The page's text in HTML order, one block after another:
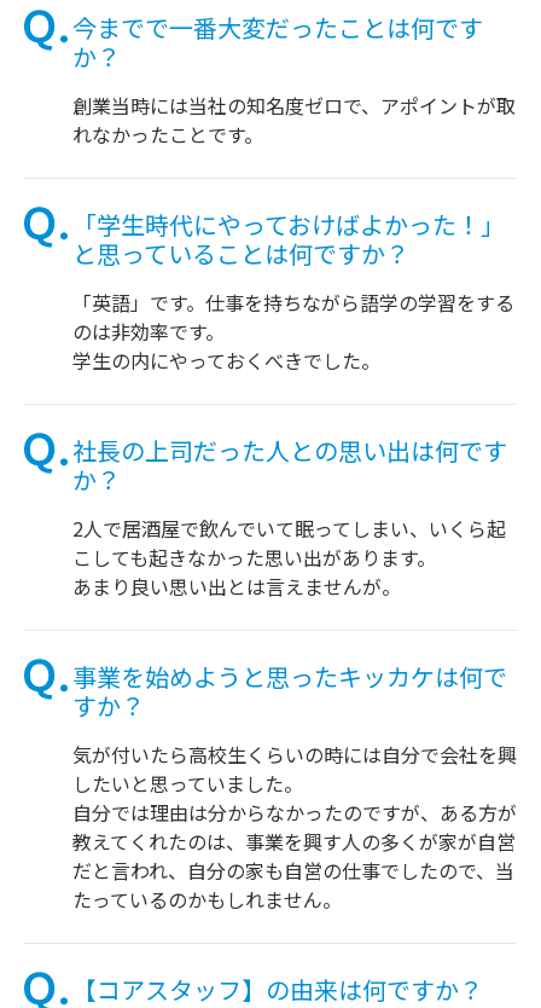
今までで一番大変だったことは何です
か？
創業当時には当社の知名度ゼロで、アポイントが取
れなかったことです。
「学生時代にやっておけばよかった！」
と思っていることは何ですか？
「英語」です。仕事を持ちながら語学の学習をする
のは非効率です。
学生の内にやっておくべきでした。
社長の上司だった人との思い出は何です
か？
2人で居酒屋で飲んでいて眠ってしまい、いくら起
こしても起きなかった思い出があります。
あまり良い思い出とは言えませんが。
事業を始めようと思ったキッカケは何で
すか？
気が付いたら高校生くらいの時には自分で会社を興
したいと思っていました。
自分では理由は分からなかったのですが、ある方が
教えてくれたのは、事業を興す人の多くが家が自営
だと言われ、自分の家も自営の仕事でしたので、当
たっているのかもしれません。
【コアスタッフ】の由来は何ですか？